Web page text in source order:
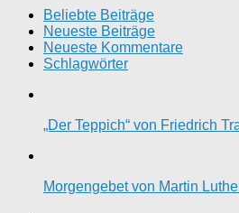
Beliebte Beiträge
Neueste Beiträge
Neueste Kommentare
Schlagwörter
„Der Teppich“ von Friedrich
Morgengebet von Martin